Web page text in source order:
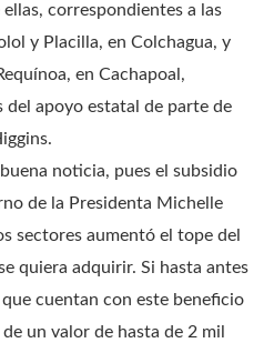
correspondientes a las
y Placilla, en Colchagua, y
en Cachapoal,
apoyo estatal de parte de
noticia, pues el subsidio
de la Presidenta Michelle
sectores aumentó el tope del
quiera adquirir. Si hasta antes
cuentan con este beneficio
un valor de hasta de 2 mil